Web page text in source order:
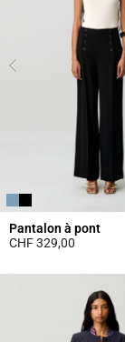
Pantalon à pont
CHF 329,00